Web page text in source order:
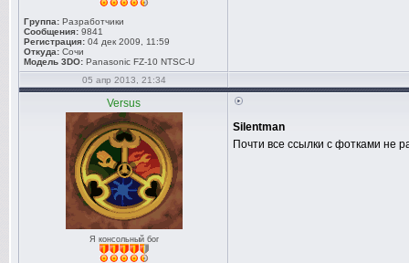
Группа: Разработчики
Сообщения: 9841
Регистрация: 04 дек 2009, 11:59
Откуда: Сочи
Модель 3DO: Panasonic FZ-10 NTSC-U
05 апр 2013, 21:34
Versus
Я консольный бог
Silentman
Почти все ссылки с фотками не